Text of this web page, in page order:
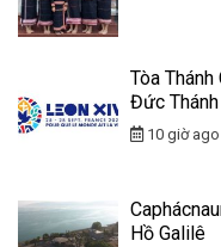
Tòa
Đức
10 giờ ago
Hồ Galilê